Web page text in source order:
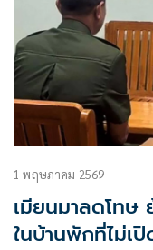
1 พฤษภาคม 2569
เมียนมาลดโทษ
ในบ้านพักที่ไม่เปิ